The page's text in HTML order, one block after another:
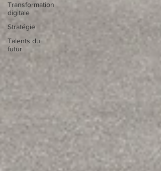
Transformation
digitale
Stratégie
Talents du
futur